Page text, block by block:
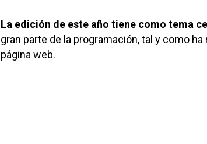
La edición de este año tiene como tema
gran parte de la programación, tal y como
página web.